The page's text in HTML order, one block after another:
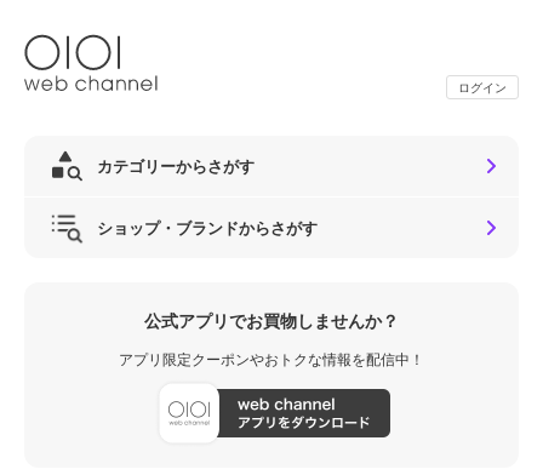
ログイン
カテゴリーからさがす
ショップ・ブランドからさがす
公式アプリでお買物しませんか？
アプリ限定クーポンやおトクな情報を配信中！